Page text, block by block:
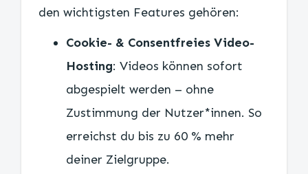
den wichtigsten Features gehören:
Cookie- & Consentfreies Video-
Hosting: Videos können sofort
abgespielt werden – ohne
Zustimmung der Nutzer*innen. So
erreichst du bis zu 60 % mehr
deiner Zielgruppe.